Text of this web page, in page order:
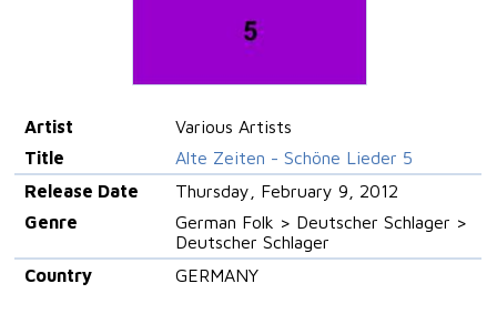
Artist
Various Artists
Title
Alte Zeiten - Schöne Lieder 5
Release Date
Thursday, February 9, 2012
Genre
German Folk > Deutscher Schlager >
Deutscher Schlager
Country
GERMANY